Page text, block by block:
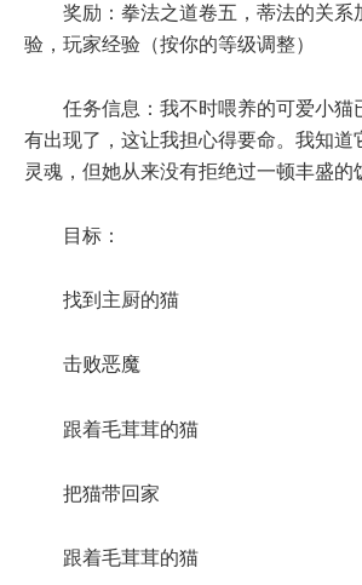
奖励：拳法之道卷五，蒂法的关系
验，玩家经验（按你的等级调整）
任务信息：我不时喂养的可爱小猫
有出现了，这让我担心得要命。我知道
灵魂，但她从来没有拒绝过一顿丰盛
目标：
找到主厨的猫
击败恶魔
跟着毛茸茸的猫
把猫带回家
跟着毛茸茸的猫